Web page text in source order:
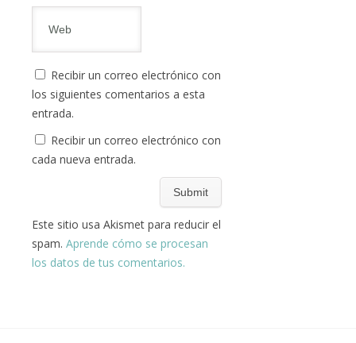
Recibir un correo electrónico con
los siguientes comentarios a esta
entrada.
Recibir un correo electrónico con
cada nueva entrada.
Este sitio usa Akismet para reducir el
spam. Aprende cómo se procesan
los datos de tus comentarios.